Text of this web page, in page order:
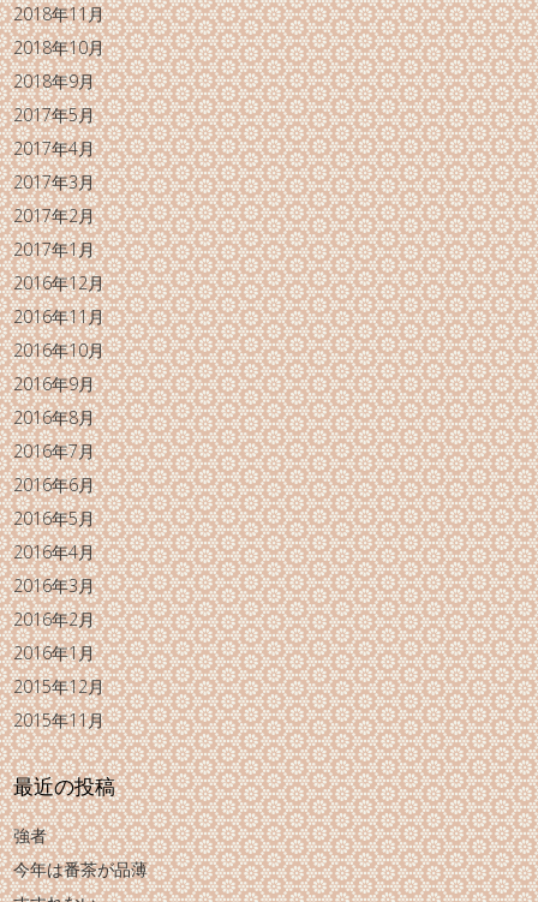
2018年11月
2018年10月
2018年9月
2017年5月
2017年4月
2017年3月
2017年2月
2017年1月
2016年12月
2016年11月
2016年10月
2016年9月
2016年8月
2016年7月
2016年6月
2016年5月
2016年4月
2016年3月
2016年2月
2016年1月
2015年12月
2015年11月
最近の投稿
強者
今年は番茶が品薄